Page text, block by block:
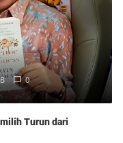
0
Turun dari